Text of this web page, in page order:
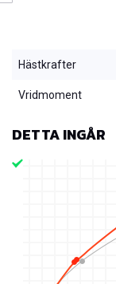
Hästkrafter
Vridmoment
DETTA INGÅR